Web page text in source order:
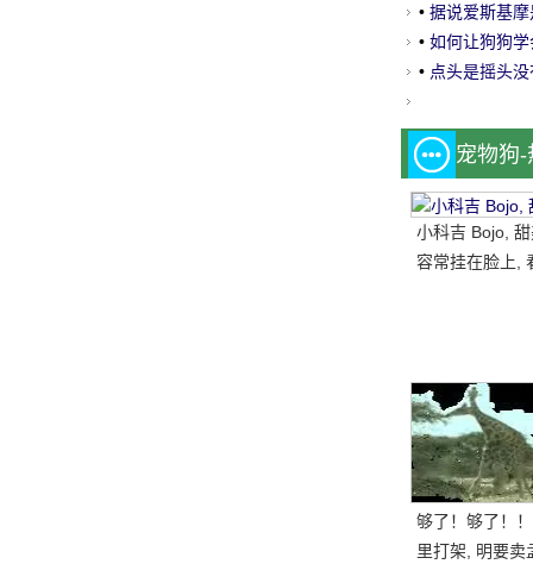
封的。
• 据说爱斯基
• 如何让狗狗
• 点头是摇头
宠物狗
小科吉 Bojo,
容常挂在脸上,
够了！够了！
里打架, 明要卖